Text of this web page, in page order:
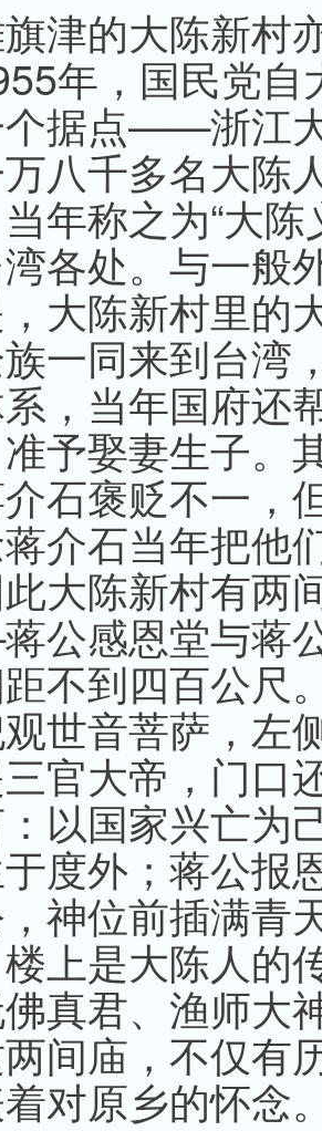
津的大陈新村
年，国民党自
据点——浙江
八千多名大陈
年称之为“大陈
各处。与一般
大陈新村里的
一同来到台湾
，当年国府还
予娶妻生子。
石褒贬不一，
介石当年把他
大陈新村有两
公感恩堂与蒋
不到四百公尺
世音菩萨，左
官大帝，门口
以国家兴亡为
度外；蒋公报
神位前插满青
上是大陈人的
真君、渔师大
间庙，不仅有
对原乡的怀念